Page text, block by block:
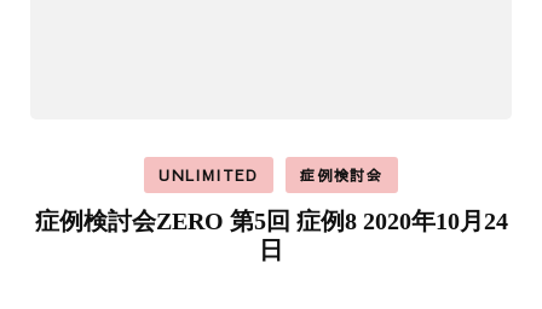
UNLIMITED 症例検討会
症例検討会ZERO 第5回 症例8 2020年10月24
日